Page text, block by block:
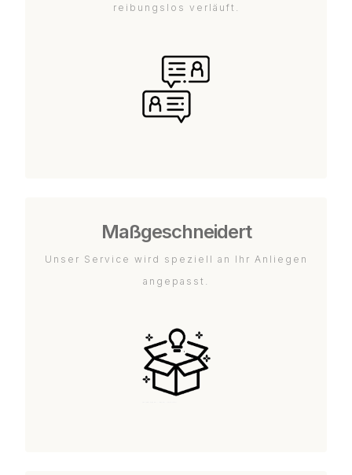
reibungslos verläuft.
Maßgeschneidert
Unser Service wird speziell an Ihr Anliegen
angepasst.